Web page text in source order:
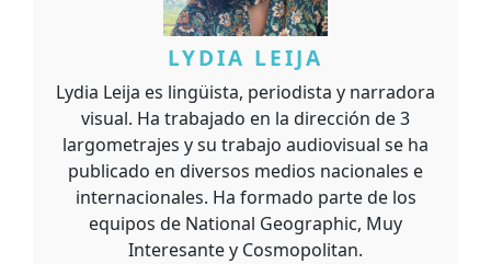
LYDIA LEIJA
Lydia Leija es lingüista, periodista y narradora
visual. Ha trabajado en la dirección de 3
largometrajes y su trabajo audiovisual se ha
publicado en diversos medios nacionales e
internacionales. Ha formado parte de los
equipos de National Geographic, Muy
Interesante y Cosmopolitan.